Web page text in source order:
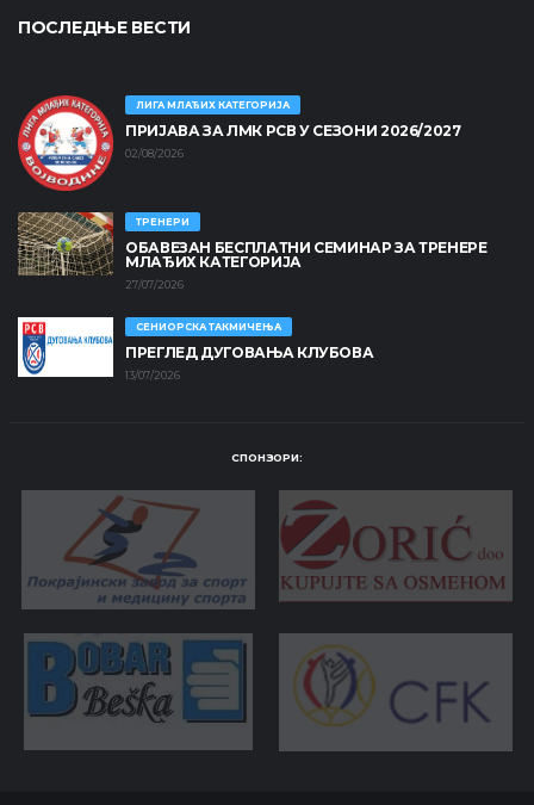
ПОСЛЕДЊЕ ВЕСТИ
ЛИГА МЛАЂИХ КАТЕГОРИЈА
ПРИЈАВА ЗА ЛМК РСВ У СЕЗОНИ 2026/2027
02/08/2026
ТРЕНЕРИ
ОБАВЕЗАН БЕСПЛАТНИ СЕМИНАР ЗА ТРЕНЕРЕ
МЛАЂИХ КАТЕГОРИЈА
27/07/2026
СЕНИОРСКА ТАКМИЧЕЊА
ПРЕГЛЕД ДУГОВАЊА КЛУБОВА
13/07/2026
СПОНЗОРИ: